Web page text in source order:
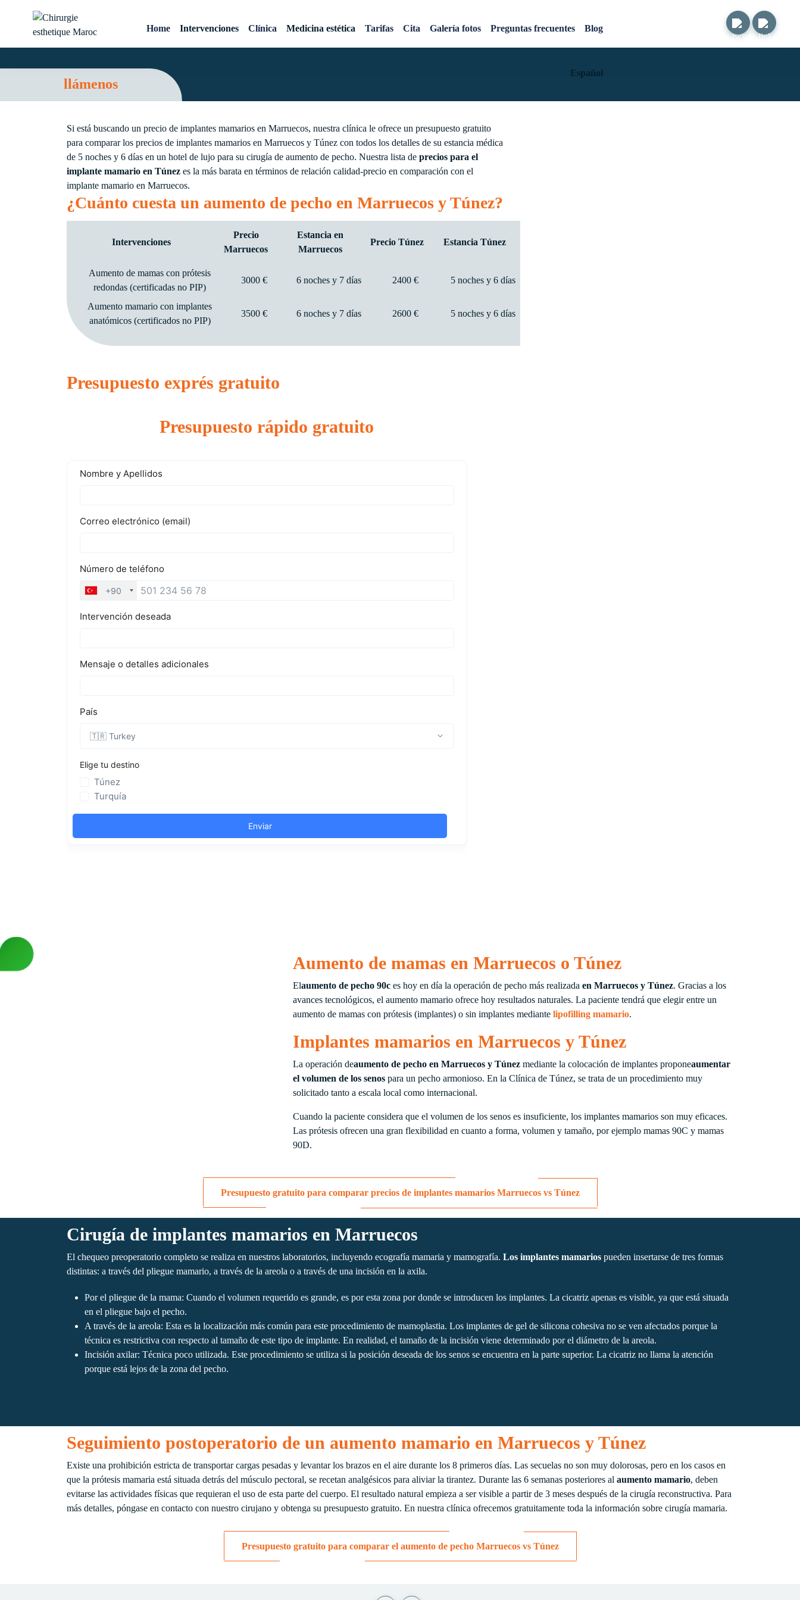
Chirurgie esthetique
Home Intervenciones Clínica Medicina estética Tarifas Cita Galería fotos Preguntas frecuentes Blog
Español
Implante mamario precio Marruecos barato
llámenos
Si está buscando un precio de implantes mamarios en Marruecos, nuestra clínica le ofrece un presupuesto gratuito
para comparar los precios de implantes mamarios en Marruecos y Túnez con todos los detalles de su estancia médica
de 5 noches y 6 días en un hotel de lujo para su cirugía de aumento de pecho. Nuestra lista de precios para el
implante mamario en Túnez es la más barata en términos de relación calidad-precio en comparación con el
implante mamario en Marruecos.
¿Cuánto cuesta un aumento de pecho en Marruecos y Túnez?
Intervenciones
Precio
Marruecos
Estancia en
Marruecos
Precio Túnez Estancia Túnez
Aumento de mamas con prótesis
redondas (certificadas no PIP)
3000 € 6 noches y 7 días 2400 € 5 noches y 6 días
Aumento mamario con implantes
anatómicos (certificados no PIP)
3500 € 6 noches y 7 días 2600 € 5 noches y 6 días
Presupuesto exprés gratuito
Presupuesto rápido gratuito
Aumento de mamas en Marruecos o Túnez
Elaumento de pecho 90ces hoy en día la operación de pecho más realizada en Marruecos y Túnez. Gracias a los
avances tecnológicos, el aumento mamario ofrece hoy resultados naturales. La paciente tendrá que elegir entre un
aumento de mamas con prótesis (implantes) o sin implantes mediante lipofilling mamario.
Implantes mamarios en Marruecos y Túnez
La operación deaumento de pecho en Marruecos y Túnezmediante la colocación de implantes proponeaumentar
el volumen de los senospara un pecho armonioso. En la Clínica de Túnez, se trata de un procedimiento muy
solicitado tanto a escala local como internacional.
Cuando la paciente considera que el volumen de los senos es insuficiente, los implantes mamarios son muy eficaces.
Las prótesis ofrecen una gran flexibilidad en cuanto a forma, volumen y tamaño, por ejemplo mamas 90C y mamas
90D.
Presupuesto gratuito para comparar precios de implantes mamarios Marruecos vs Túnez
Cirugía de implantes mamarios en Marruecos
El chequeo preoperatorio completo se realiza en nuestros laboratorios, incluyendo ecografía mamaria y mamografía. Los implantes mamarios pueden insertarse de tres formas
distintas: a través del pliegue mamario, a través de la areola o a través de una incisión en la axila.
Por el pliegue de la mama: Cuando el volumen requerido es grande, es por esta zona por donde se introducen los implantes. La cicatriz apenas es visible, ya que está situada
en el pliegue bajo el pecho.
A través de la areola: Esta es la localización más común para este procedimiento de mamoplastia. Los implantes de gel de silicona cohesiva no se ven afectados porque la
técnica es restrictiva con respecto al tamaño de este tipo de implante. En realidad, el tamaño de la incisión viene determinado por el diámetro de la areola.
Incisión axilar: Técnica poco utilizada. Este procedimiento se utiliza si la posición deseada de los senos se encuentra en la parte superior. La cicatriz no llama la atención
porque está lejos de la zona del pecho.
Seguimiento postoperatorio de un aumento mamario en Marruecos y Túnez
Existe una prohibición estricta de transportar cargas pesadas y levantar los brazos en el aire durante los 8 primeros días. Las secuelas no son muy dolorosas, pero en los casos en
que la prótesis mamaria está situada detrás del músculo pectoral, se recetan analgésicos para aliviar la tirantez. Durante las 6 semanas posteriores al aumento mamario, deben
evitarse las actividades físicas que requieran el uso de esta parte del cuerpo. El resultado natural empieza a ser visible a partir de 3 meses después de la cirugía reconstructiva. Para
más detalles, póngase en contacto con nuestro cirujano y obtenga su presupuesto gratuito. En nuestra clínica ofrecemos gratuitamente toda la información sobre cirugía mamaria.
Presupuesto gratuito para comparar el aumento de pecho Marruecos vs Túnez